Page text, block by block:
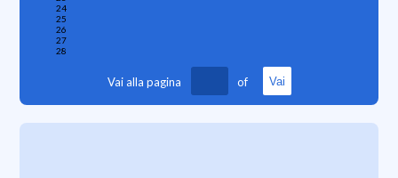
24
25
26
27
28
Vai alla pagina of Vai